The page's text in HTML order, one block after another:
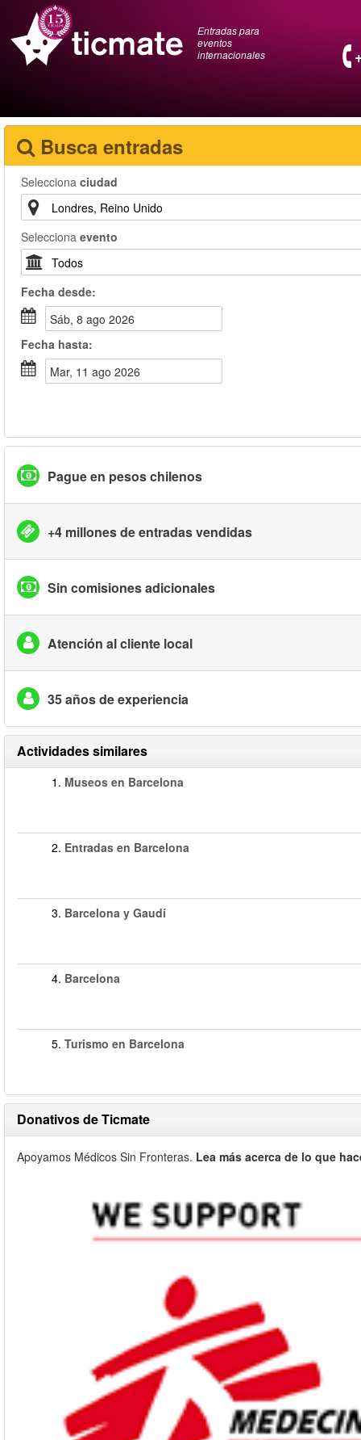
Entradas para
eventos
internacionales
Busca entradas
Selecciona ciudad
Selecciona evento
Fecha desde:
sáb, 8 ago 2026
Fecha hasta:
mar, 11 ago 2026
Pague en pesos chilenos
+4 millones de entradas vendidas
Sin comisiones adicionales
Atención al cliente local
35 años de experiencia
Actividades similares
1. Museos en Barcelona
2. Entradas en Barcelona
3. Barcelona y Gaudí
4. Barcelona
5. Turismo en Barcelona
Donativos de Ticmate
Apoyamos Médicos Sin Fronteras. Lea más acerca de lo que